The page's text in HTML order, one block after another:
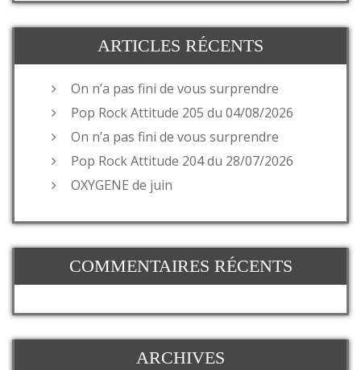
ARTICLES RÉCENTS
On n’a pas fini de vous surprendre
Pop Rock Attitude 205 du 04/08/2026
On n’a pas fini de vous surprendre
Pop Rock Attitude 204 du 28/07/2026
OXYGENE de juin
COMMENTAIRES RÉCENTS
ARCHIVES